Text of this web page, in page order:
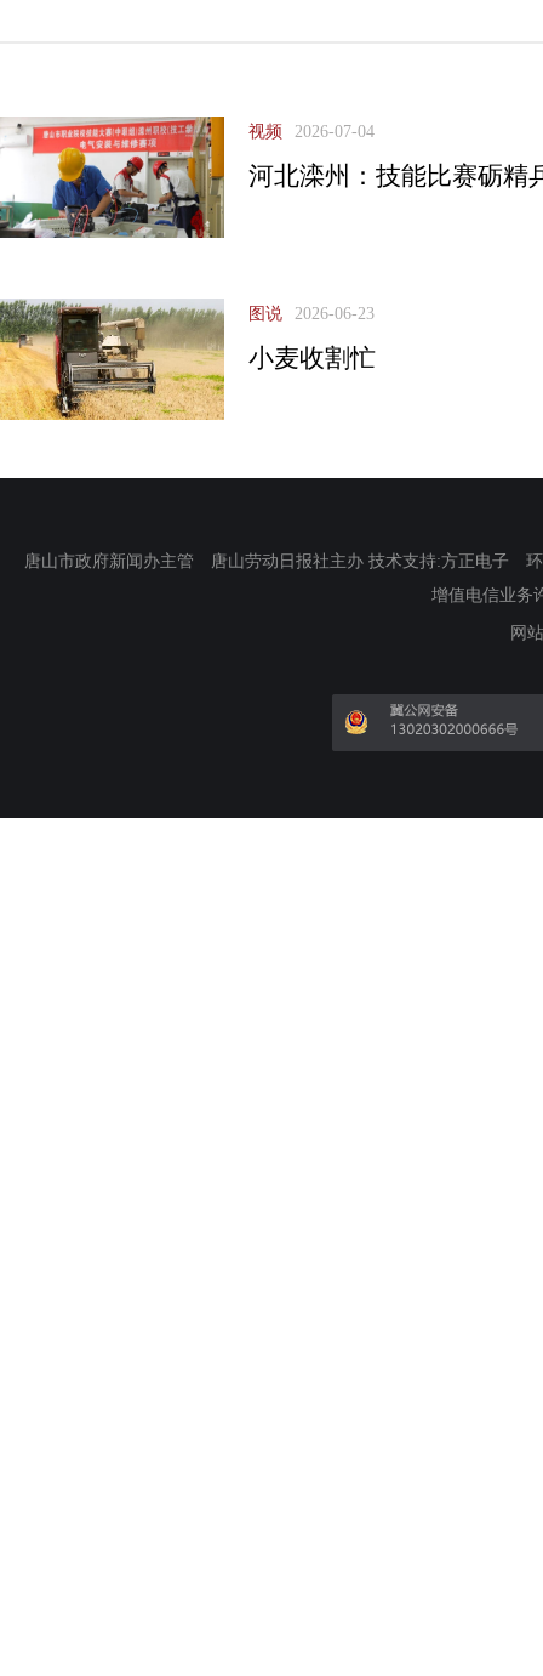
视频 2026-07-04
河北滦州：技能比赛砺精
图说 2026-06-23
小麦收割忙
唐山市政府新闻办主管 唐山劳动日报社主办 技术支持:方正电子
增值电信业务
网